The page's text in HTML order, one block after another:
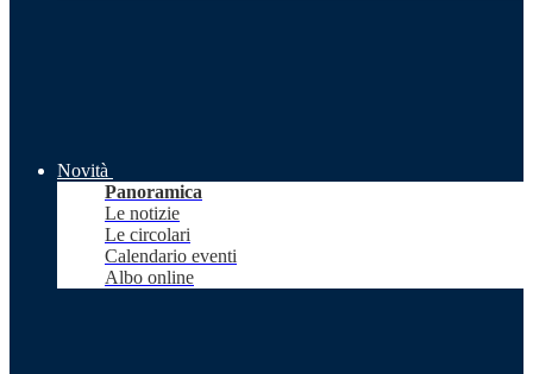
Novità
Panoramica
Le notizie
Le circolari
Calendario eventi
Albo online